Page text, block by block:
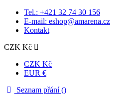
Tel.: +421 32 74 30 156
E-mail: eshop@amarena.cz
Kontakt
CZK Kč
CZK Kč
EUR €
Seznam přání ()